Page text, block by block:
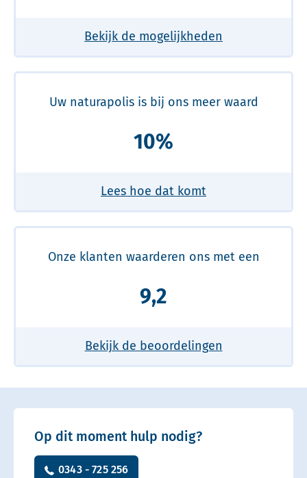
Bekijk de mogelijkheden
Uw naturapolis is bij ons meer waard
10%
Lees hoe dat komt
Onze klanten waarderen ons met een
9,2
Bekijk de beoordelingen
Op dit moment hulp nodig?
0343 - 725 256